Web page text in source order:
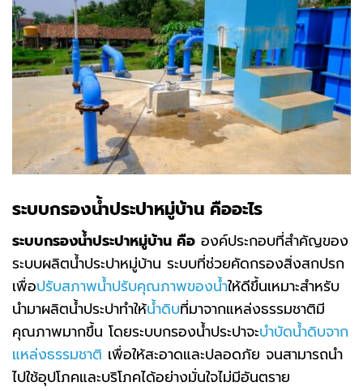
ระบบกรองน้ำประปาหมู่บ้าน คืออะไร
ระบบกรองน้ำประปาหมู่บ้าน คือ องค์ประกอบที่สำคัญของ
ระบบผลิตน้ำประปาหมู่บ้าน ระบบที่ช่วยคัดกรองสิ่งสกปรก
เพื่อปรับสภาพน้ำปรับคุณภาพของน้ำให้ดีขึ้นเหมาะสำหรับ
นำมาผลิตน้ำประปาทำให้น้ำดิบที่มาจากแหล่งธรรมชาติมี
คุณภาพมากขึ้น โดยระบบกรองน้ำประปาจะบำบัดน้ำดิบจาก
แหล่งธรรมชาติ เพื่อให้สะอาดและปลอดภัย จนสามารถนำ
ไปใช้อุปโภคและบริโภคได้อย่างมั่นใจไม่มีอันตราย